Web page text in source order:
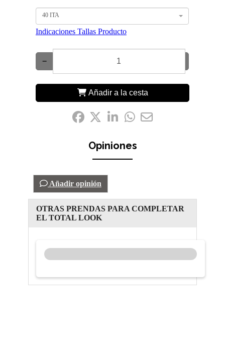
40 ITA
Indicaciones Tallas Producto
−
Añadir a la cesta
Opiniones
Añadir opinión
OTRAS PRENDAS PARA COMPLETAR
EL TOTAL LOOK